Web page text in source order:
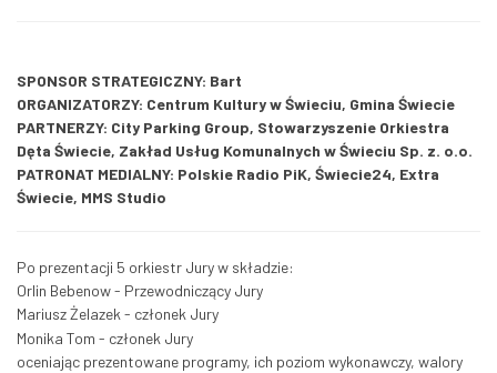
SPONSOR STRATEGICZNY: Bart
ORGANIZATORZY: Centrum Kultury w Świeciu, Gmina Świecie
PARTNERZY: City Parking Group, Stowarzyszenie Orkiestra
Dęta Świecie, Zakład Usług Komunalnych w Świeciu Sp. z. o.o.
PATRONAT MEDIALNY: Polskie Radio PiK, Świecie24, Extra
Świecie, MMS Studio
Po prezentacji 5 orkiestr Jury w składzie:
Orlin Bebenow - Przewodniczący Jury
Mariusz Żelazek - członek Jury
Monika Tom - członek Jury
oceniając prezentowane programy, ich poziom wykonawczy, walory